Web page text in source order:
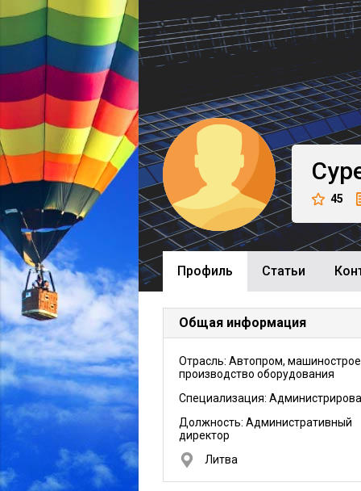
45
Профиль Cтатьи
Общая информация
Отрасль: Автопром,
производство оборудования
Специализация:
Должность: Административный
директор
Литва